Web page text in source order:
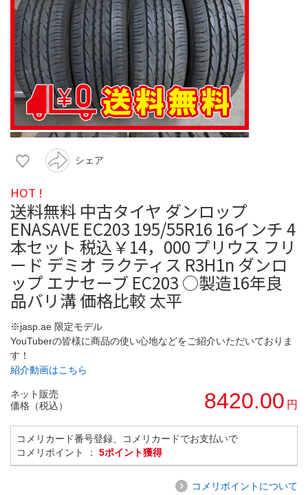
シェア
HOT !
送料無料 中古タイヤ ダンロップ
ENASAVE EC203 195/55R16 16インチ 4
本セット 税込￥14，000 プリウス フリ
ード デミオ ラクティス R3H1n ダンロ
ップ エナセーブ EC203 ○製造16年良
品バリ溝 価格比較 太平
※jasp.ae 限定モデル
YouTuberの皆様に商品の使い心地などをご紹介いただいておりま
す！
紹介動画はこちら
ネット販売
価格（税込）
8420.00 円
コメリカード番号登録、コメリカードでお支払いで
コメリポイント ： 5ポイント獲得
コメリポイントについて